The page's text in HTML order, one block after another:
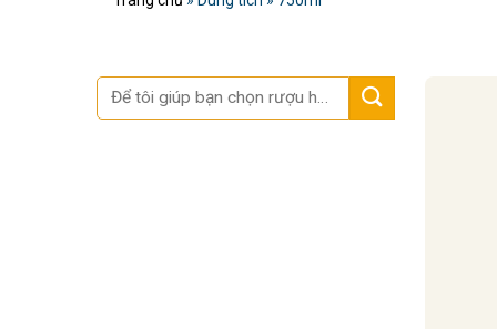
Tìm
kiếm: